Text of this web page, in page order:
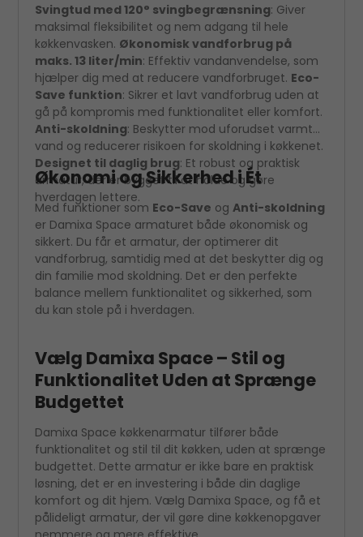
Svingtud med 120° svingbegrænsning: Giver
maksimal fleksibilitet og nem adgang til hele
køkkenvasken. Økonomisk vandforbrug på
maks. 13 liter/min: Effektiv vandanvendelse, som
hjælper dig med at reducere vandforbruget. Eco-
Save funktion: Sikrer et lavt vandforbrug uden at
gå på kompromis med funktionalitet eller komfort.
Anti-skoldning: Beskytter mod uforudset varmt
vand og reducerer risikoen for skoldning i køkkenet.
Designet til daglig brug: Et robust og praktisk
armatur, der er bygget til at holde og gøre
hverdagen lettere.
Økonomi og Sikkerhed i Ét
Med funktioner som Eco-Save ogAnti-skoldning
er Damixa Space armaturet både økonomisk og
sikkert. Du får et armatur, der optimerer dit
vandforbrug, samtidig med at det beskytter dig og
din familie mod skoldning. Det er den perfekte
balance mellem funktionalitet og sikkerhed, som
du kan stole på i hverdagen.
Vælg Damixa Space – Stil og
Funktionalitet Uden at Sprænge
Budgettet
Damixa Space køkkenarmatur tilfører både
funktionalitet og stil til dit køkken, uden at sprænge
budgettet. Dette armatur er ikke bare en praktisk
løsning, det er en investering i både din daglige
komfort og dit hjem. Vælg Damixa Space, og få et
pålideligt armatur, der vil gøre dine køkkenopgaver